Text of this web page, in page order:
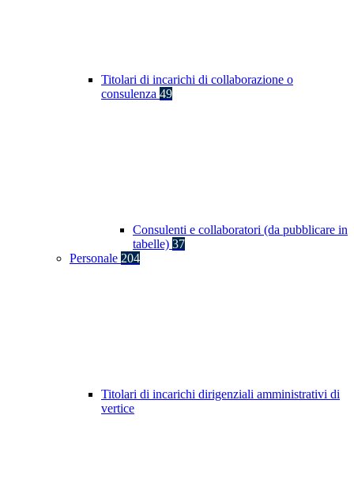
Titolari di incarichi di collaborazione o
consulenza 49
Consulenti e collaboratori (da pubblicare in
tabelle) 37
Personale 204
Titolari di incarichi dirigenziali amministrativi di
vertice